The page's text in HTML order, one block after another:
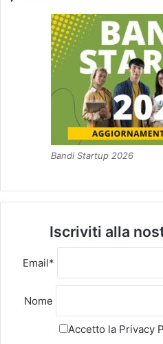
Bandi Startup 2026
Iscriviti alla
Email*
Nome
Accetto la Privacy